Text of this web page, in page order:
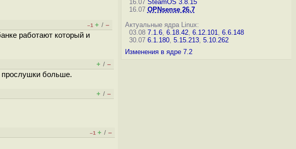
–1 + / –
работают который и
+ / –
прослушки больше.
+ / –
–1 + / –
16.07 SteamOS 3.8.15
16.07 OPNsense 26.7
Актуальные ядра Linux:
03.08 7.1.6, 6.18.42, 6.12.101, 6.6.148
30.07 6.1.180, 5.15.213, 5.10.262
Изменения в ядре 7.2